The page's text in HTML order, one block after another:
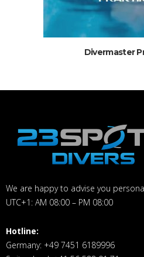
Divermaster
We are happy to advise you
UTC+1: AM 08:00 – PM 08:00
Hotline:
Germany: +49 7451 6189996